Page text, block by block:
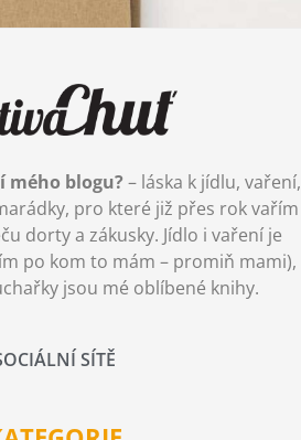
mého blogu? – láska k jídlu, vaření,
pro které již přes rok vařím
dorty a zákusky. Jídlo i vaření je
po kom to mám – promiň mami),
jsou mé oblíbené knihy.
SÍTĚ